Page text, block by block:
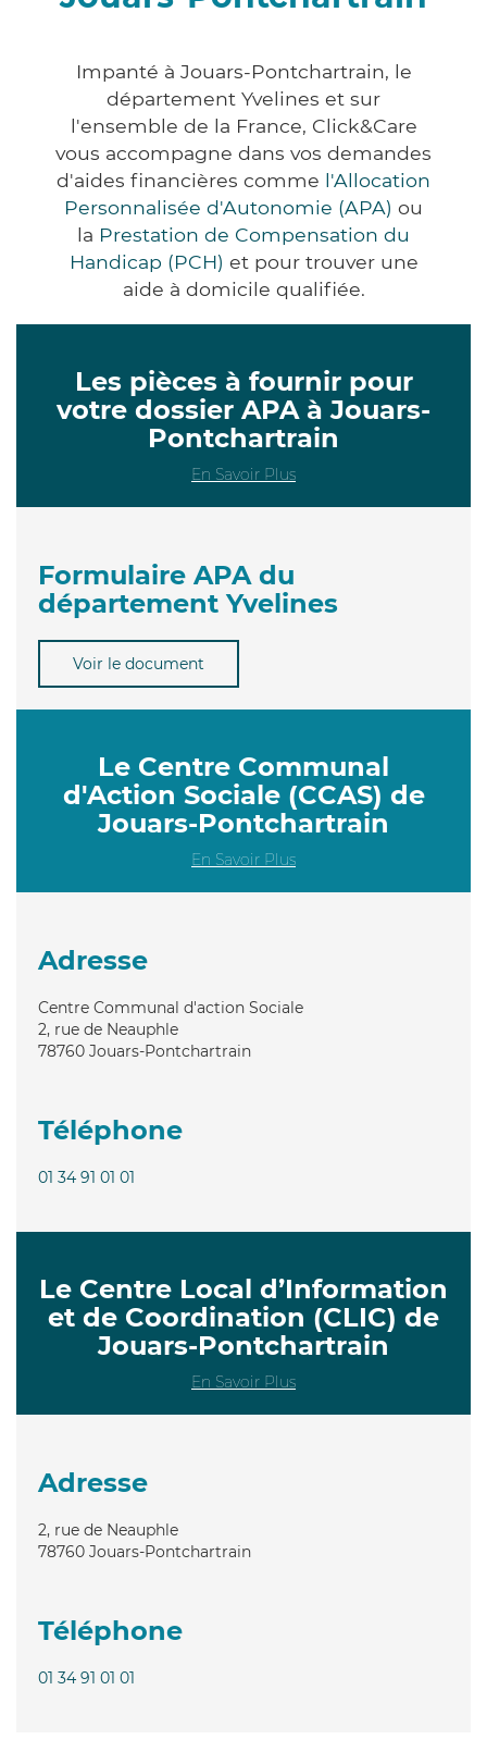
Impanté à Jouars-Pontchartrain, le
département Yvelines et sur
l'ensemble de la France, Click&Care
vous accompagne dans vos demandes
d'aides financières comme l'Allocation
Personnalisée d'Autonomie (APA) ou
la Prestation de Compensation du
Handicap (PCH) et pour trouver une
aide à domicile qualifiée.
Les pièces à fournir pour
votre dossier APA à Jouars-
Pontchartrain
En Savoir Plus
Formulaire APA du
département Yvelines
Voir le document
Le Centre Communal
d'Action Sociale (CCAS) de
Jouars-Pontchartrain
En Savoir Plus
Adresse
Centre Communal d'action Sociale
2, rue de Neauphle
78760 Jouars-Pontchartrain
Téléphone
01 34 91 01 01
Le Centre Local d’Information
et de Coordination (CLIC) de
Jouars-Pontchartrain
En Savoir Plus
Adresse
2, rue de Neauphle
78760 Jouars-Pontchartrain
Téléphone
01 34 91 01 01